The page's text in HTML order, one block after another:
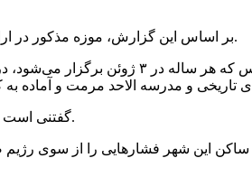
بر اساس این گزارش، موزه مذکور در اراضی سرگیف متعلق به جمعیت فلسطینیان ارتدکس در قدس تأسیس می‌شود.
ایگور آشوربلی در جریان حضور در جشن
گفتنی است که این نخستین موزه روسیه در قدس است که به طور رسمی به ثبت می‌رسد.
این شهر فشارهایی را از سوی